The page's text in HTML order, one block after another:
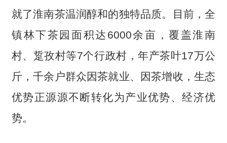
就了淮南茶温润醇和的独特品质。目前，全
镇林下茶园面积达6000余亩，覆盖淮南
村、踅孜村等7个行政村，年产茶叶17万公
斤，千余户群众因茶就业、因茶增收，生态
优势正源源不断转化为产业优势、经济优
势。